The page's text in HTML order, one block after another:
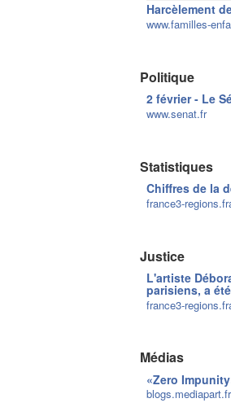
Harcèlement
www.familles-
Politique
2 février - Le
www.senat.fr
Statistiques
Chiffres de la
france3-
Justice
L'artiste
parisiens, a
france3-
Médias
«Zero
blogs.mediapart.fr